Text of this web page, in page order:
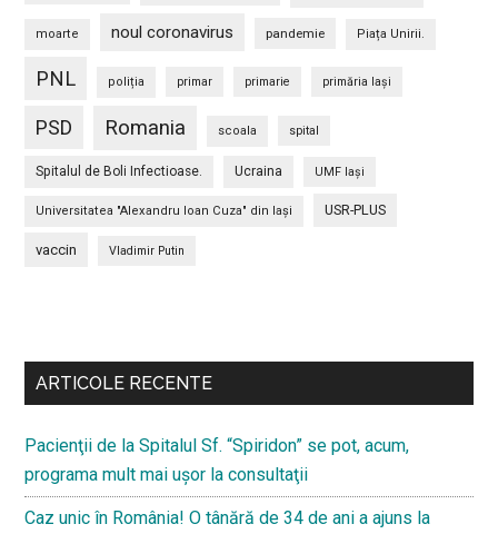
moarte noul coronavirus pandemie Piața Unirii.
PNL poliția primar primarie primăria Iași
PSD Romania scoala spital
Spitalul de Boli Infectioase. Ucraina UMF Iași
Universitatea "Alexandru Ioan Cuza" din Iaşi USR-PLUS
vaccin Vladimir Putin
secundara
ARTICOLE RECENTE
Pacienţii de la Spitalul Sf. “Spiridon” se pot, acum,
programa mult mai uşor la consultaţii
Caz unic în România! O tânără de 34 de ani a ajuns la